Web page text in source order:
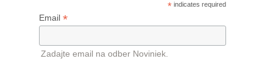
* indicates required
Email *
Zadajte email na odber Noviniek.